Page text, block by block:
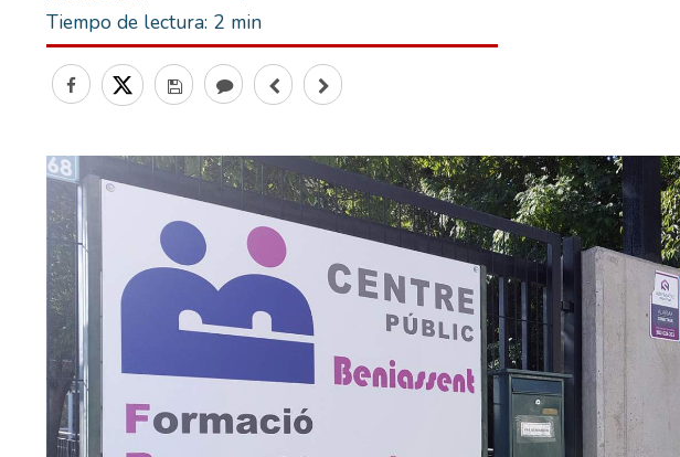
Tiempo de lectura: 2 min